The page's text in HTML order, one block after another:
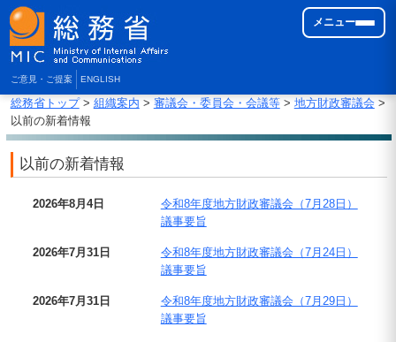
ご意見・ご提案 ENGLISH
メニュー
総務省トップ> 組織案内 > 審議会・委員会・会議等> 地方財政審議会 >
以前の新着情報
以前の新着情報
2026年8月4日
令和8年度地方財政審議会（7月28日）
議事要旨
2026年7月31日
令和8年度地方財政審議会（7月24日）
議事要旨
2026年7月31日
令和8年度地方財政審議会（7月29日）
議事要旨